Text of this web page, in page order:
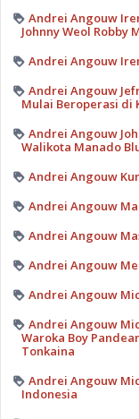
Andrei Angouw
Johnny Weol Robby
Andrei Angouw
Andrei Angouw
Mulai Beroperasi di
Andrei Angouw
Walikota Manado
Andrei Angouw
Andrei Angouw
Andrei Angouw
Andrei Angouw
Andrei Angouw
Andrei Angouw
Waroka Boy
Tonkaina
Andrei Angouw
Indonesia